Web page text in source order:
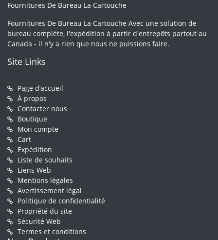
Fournitures De Bureau La Cartouche
Fournitures De Bureau La Cartouche Avec une solution de
bureau complète, l'expédition à partir d'entrepôts partout au
Canada - il n'y a rien que nous ne puissions faire.
Site Links
Page d’accueil
À propos
Contacter nous
Boutique
Mon compte
Cart
Expédition
Liste de souhaits
Liens Web
Mentions légales
Avertissement légal
Politique de confidentialité
Propriété du site
Sécurité Web
Termes et conditions